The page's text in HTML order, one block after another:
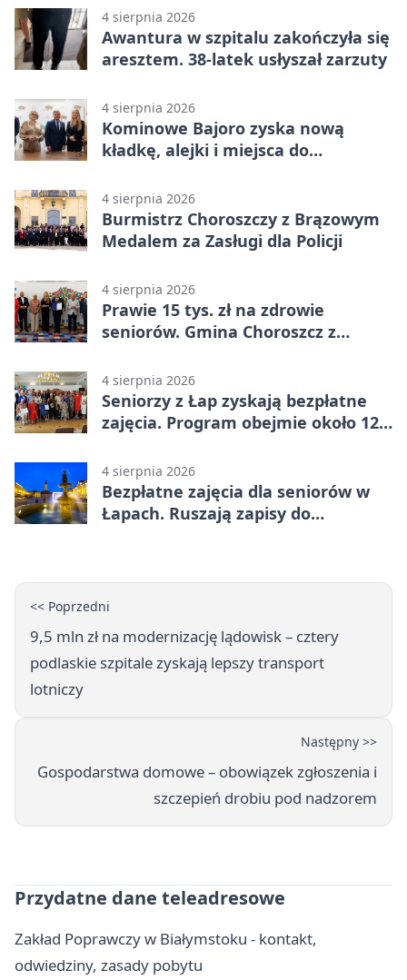
4 sierpnia 2026
Awantura w szpitalu zakończyła się
aresztem. 38-latek usłyszał zarzuty
4 sierpnia 2026
Kominowe Bajoro zyska nową
kładkę, alejki i miejsca do
4 sierpnia 2026
Burmistrz Choroszczy z Brązowym
Medalem za Zasługi dla Policji
4 sierpnia 2026
Prawie 15 tys. zł na zdrowie
seniorów. Gmina Choroszcz z
4 sierpnia 2026
Seniorzy z Łap zyskają bezpłatne
zajęcia. Program obejmie około 120
4 sierpnia 2026
Bezpłatne zajęcia dla seniorów w
Łapach. Ruszają zapisy do
<< Poprzedni
9,5 mln zł na modernizację lądowisk – cztery
podlaskie szpitale zyskają lepszy transport
lotniczy
Następny >>
Gospodarstwa domowe – obowiązek zgłoszenia i
szczepień drobiu pod nadzorem
Przydatne dane teleadresowe
Zakład Poprawczy w Białymstoku - kontakt,
odwiedziny, zasady pobytu